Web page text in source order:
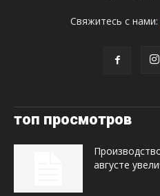
Свяжитесь с нами:
топ просмотров
августе